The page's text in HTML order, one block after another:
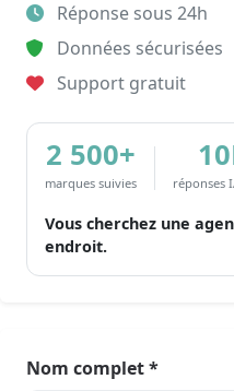
Réponse sous 24h
Données sécurisées
Support gratuit
2 500+
marques suivies réponses
Vous cherchez une
endroit.
Nom complet *